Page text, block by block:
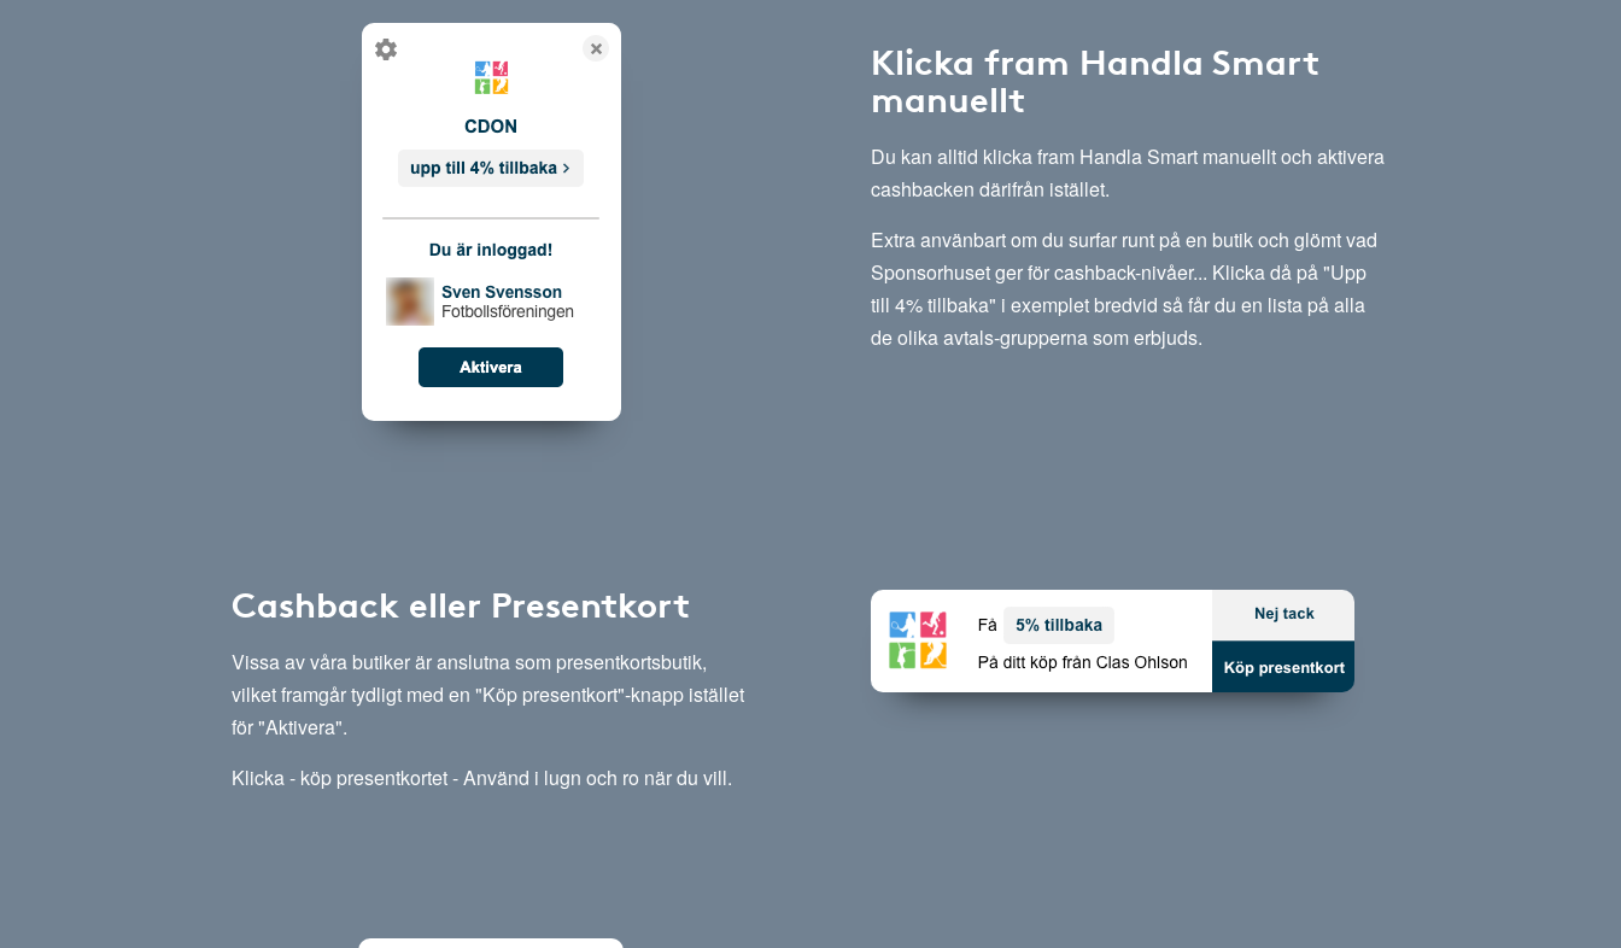
Klicka fram Handla Smart
manuellt
Du kan alltid klicka fram Handla Smart manuellt och aktivera
cashbacken därifrån istället.
Extra använbart om du surfar runt på en butik och glömt vad
Sponsorhuset ger för cashback-nivåer... Klicka då på "Upp
till 4% tillbaka" i exemplet bredvid så får du en lista på alla
de olika avtals-grupperna som erbjuds.
Cashback eller Presentkort
Vissa av våra butiker är anslutna som presentkortsbutik,
vilket framgår tydligt med en "Köp presentkort"-knapp istället
för "Aktivera".
Klicka - köp presentkortet - Använd i lugn och ro när du vill.